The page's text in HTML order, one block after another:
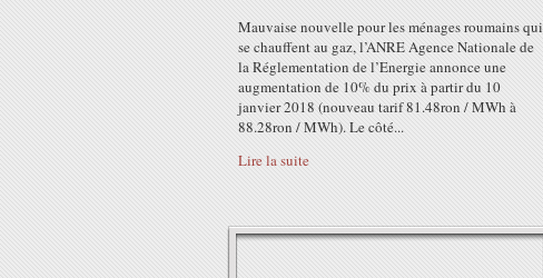
Mauvaise nouvelle pour les ménages roumains qui
se chauffent au gaz, l’ANRE Agence Nationale de
la Réglementation de l’Energie annonce une
augmentation de 10% du prix à partir du 10
janvier 2018 (nouveau tarif 81.48ron / MWh à
88.28ron / MWh). Le côté...
Lire la suite